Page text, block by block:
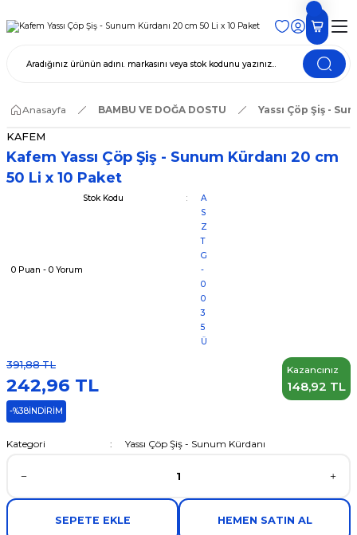
Anasayfa BAMBU VE DOĞA DOSTU Yassı Çöp Şiş -
KAFEM
Kafem Yassı Çöp Şiş - Sunum Kürdanı 20 cm
50 Li x 10 Paket
0 Puan - 0 Yorum
Stok Kodu
A
S
Z
T
G
-
0
0
3
5
Ü
391,88 TL
242,96 TL
-%38İNDİRİM
Kazancınız
148,92 TL
Kategori Yassı Çöp Şiş - Sunum Kürdanı
SEPETE EKLE HEMEN SATIN AL